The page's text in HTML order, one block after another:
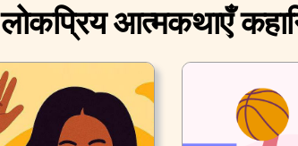
लोकप्रिय आत्मकथाएँ